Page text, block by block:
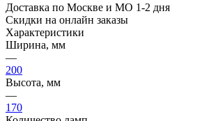
Доставка по Москве и МО 1-2 дня
Скидки на онлайн заказы
Характеристики
Ширина, мм
—
200
Высота, мм
—
170